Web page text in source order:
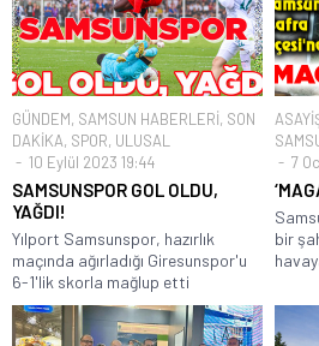
GÜNDEM, SAMSUN HABERLERİ, SON
DAKİKA, SPOR, ULUSAL
10 Eylül 2023 19:44
SAMSUNSPOR GOL OLDU,
YAĞDI!
Yılport Samsunspor, hazırlık
maçında ağırladığı Giresunspor'u
6-1'lik skorla mağlup etti
7
bir